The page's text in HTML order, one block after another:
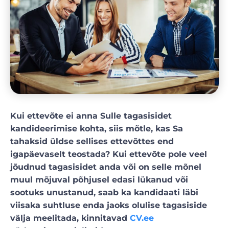
Kui ettevõte ei anna Sulle tagasisidet
kandideerimise kohta, siis mõtle, kas Sa
tahaksid üldse sellises ettevõttes end
igapäevaselt teostada? Kui ettevõte pole veel
jõudnud tagasisidet anda või on selle mõnel
muul mõjuval põhjusel edasi lükanud või
sootuks unustanud, saab ka kandidaati läbi
viisaka suhtluse enda jaoks olulise tagasiside
välja meelitada, kinnitavad CV.ee